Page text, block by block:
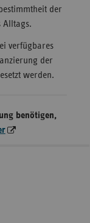
der
Alltags.
verfügbares
der
werden.
benötigen,